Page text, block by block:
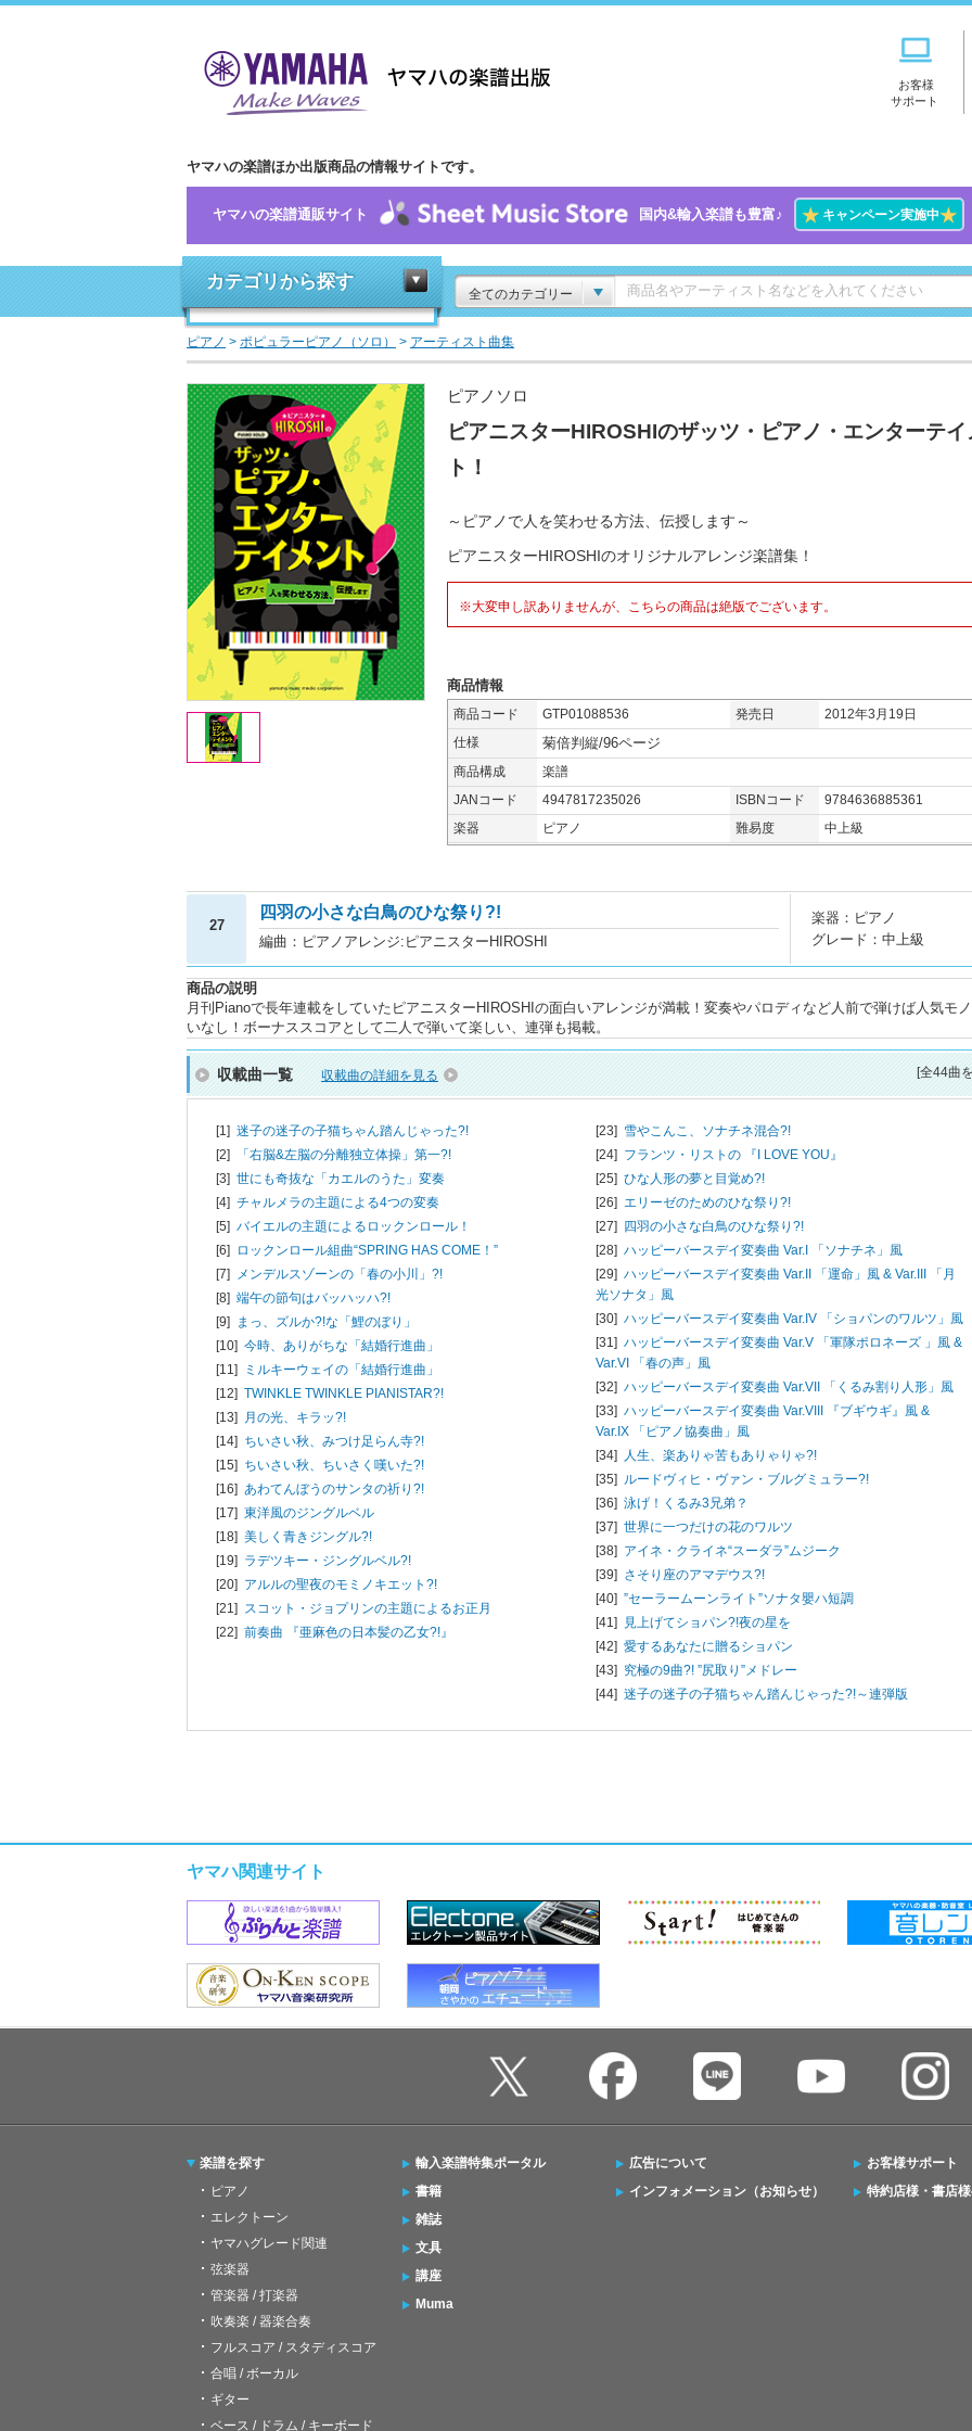
お客様
サポート
ヤマハの楽譜ほか出版商品の情報サイトです。
ヤマハの楽譜通販サイト 国内&輸入楽譜も豊富♪ ★キャンペーン実施中★
カテゴリから探す
全てのカテゴリー
ピアノ > ポピュラーピアノ（ソロ） > アーティスト曲集
ピアノソロ
ピアニスターHIROSHIのザッツ・ピアノ・エンターテイ
ト！
～ピアノで人を笑わせる方法、伝授します～
ピアニスターHIROSHIのオリジナルアレンジ楽譜集！
※大変申し訳ありませんが、こちらの商品は絶版でございます。
商品情報
商品コード GTP01088536 発売日
2012年3月19日
仕様
菊倍判縦/96ページ
商品構成
楽譜
JANコード
4947817235026 ISBNコード
9784636885361
楽器
ピアノ 難易度 中上級
27
四羽の小さな白鳥のひな祭り?!
編曲：ピアノアレンジ:ピアニスターHIROSHI
楽器：ピアノ
グレード：中上級
商品の説明
月刊Pianoで長年連載をしていたピアニスターHIROSHIの面白いアレンジが満載！変奏やパロディなど人前で弾けば人気モ
いなし！ボーナススコアとして二人で弾いて楽しい、連弾も掲載。
収載曲一覧 収載曲の詳細を見る [全44曲
[1] 迷子の迷子の子猫ちゃん踏んじゃった?!
[2]
「右脳&左脳の分離独立体操」第一?!
[3] 世にも奇抜な「カエルのうた」変奏
[4] チャルメラの主題による4つの変奏
[5] バイエルの主題によるロックンロール！
[6] ロックンロール組曲“SPRING HAS COME！”
[7] メンデルスゾーンの「春の小川」?!
[8] 端午の節句はバッハッハ?!
[9] まっ、ズルか?!な「鯉のぼり」
[10] 今時、ありがちな「結婚行進曲」
[11]
ミルキーウェイの「結婚行進曲」
[12] TWINKLE TWINKLE PIANISTAR?!
[13] 月の光、キラッ?!
[14] ちいさい秋、みつけ足らん寺?!
[15] ちいさい秋、ちいさく嘆いた?!
[16] あわてんぼうのサンタの祈り?!
[17] 東洋風のジングルベル
[18] 美しく青きジングル?!
[19] ラデツキー・ジングルベル?!
[20] アルルの聖夜のモミノキエット?!
[21] スコット・ジョプリンの主題によるお正月
[22] 前奏曲 『亜麻色の日本髪の乙女?!』
[23] 雪やこんこ、ソナチネ混合?!
[24] フランツ・リストの 『I LOVE YOU』
[25] ひな人形の夢と目覚め?!
[26] エリーゼのためのひな祭り?!
[27] 四羽の小さな白鳥のひな祭り?!
[28] ハッピーバースデイ変奏曲 Var.I 「ソナチネ」風
[29] ハッピーバースデイ変奏曲 Var.II 「運命」風 & Var.III 「月
光ソナタ」風
[30] ハッピーバースデイ変奏曲 Var.IV 「ショパンのワルツ」風
[31] ハッピーバースデイ変奏曲 Var.V 「軍隊ポロネーズ 」風 &
Var.VI 「春の声」風
[32] ハッピーバースデイ変奏曲 Var.VII 「くるみ割り人形」風
[33] ハッピーバースデイ変奏曲 Var.VIII 『ブギウギ』風 &
Var.IX 「ピアノ協奏曲」風
[34] 人生、楽ありゃ苦もありゃりゃ?!
[35] ルードヴィヒ・ヴァン・ブルグミュラー?!
[36] 泳げ！くるみ3兄弟？
[37] 世界に一つだけの花のワルツ
[38] アイネ・クライネ“スーダラ”ムジーク
[39] さそり座のアマデウス?!
[40] ”セーラームーンライト”ソナタ嬰ハ短調
[41] 見上げてショパン?!夜の星を
[42] 愛するあなたに贈るショパン
[43] 究極の9曲?! ”尻取り”メドレー
[44] 迷子の迷子の子猫ちゃん踏んじゃった?!～連弾版
ヤマハ関連サイト
楽譜を探す
ピアノ
エレクトーン
ヤマハグレード関連
弦楽器
管楽器 / 打楽器
吹奏楽 / 器楽合奏
フルスコア / スタディスコア
合唱 / ボーカル
ギター
ベース / ドラム / キーボード
輸入楽譜特集ポータル
書籍
雑誌
文具
講座
Muma
広告について
インフォメーション（お知らせ）
お客様サポート
特約店様・書店